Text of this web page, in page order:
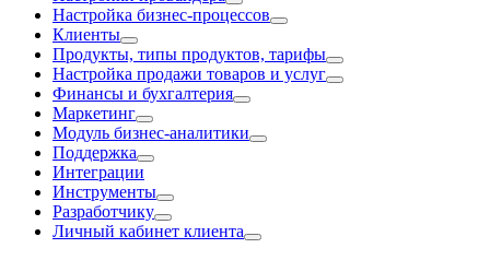
Настройка бизнес-процессов
Клиенты
Продукты, типы продуктов, тарифы
Настройка продажи товаров и услуг
Финансы и бухгалтерия
Маркетинг
Модуль бизнес-аналитики
Поддержка
Интеграции
Инструменты
Разработчику
Личный кабинет клиента